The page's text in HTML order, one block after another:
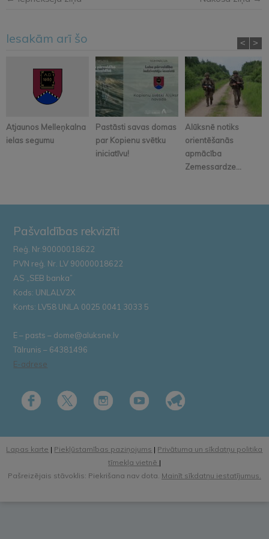
Iesakām arī šo
Atjaunos Melleņkalna
ielas segumu
Pastāsti savas domas
par Kopienu svētku
iniciatīvu!
Alūksnē notiks
orientēšanās
apmācība
Zemessardze...
< >
Pašvaldības rekvizīti
Reģ. Nr.90000018622
PVN reģ. Nr. LV 90000018622
AS „SEB banka”
Kods: UNLALV2X
Konts: LV58 UNLA 0025 0041 3033 5
E – pasts – dome@aluksne.lv
Tālrunis – 64381496
E-adrese
Lapas karte | Piekļūstamības paziņojums | Privātuma un sīkdatņu politika
tīmekļa vietnē |
Pašreizējais stāvoklis: Piekrišana nav dota. Mainīt sīkdatņu iestatījumus.